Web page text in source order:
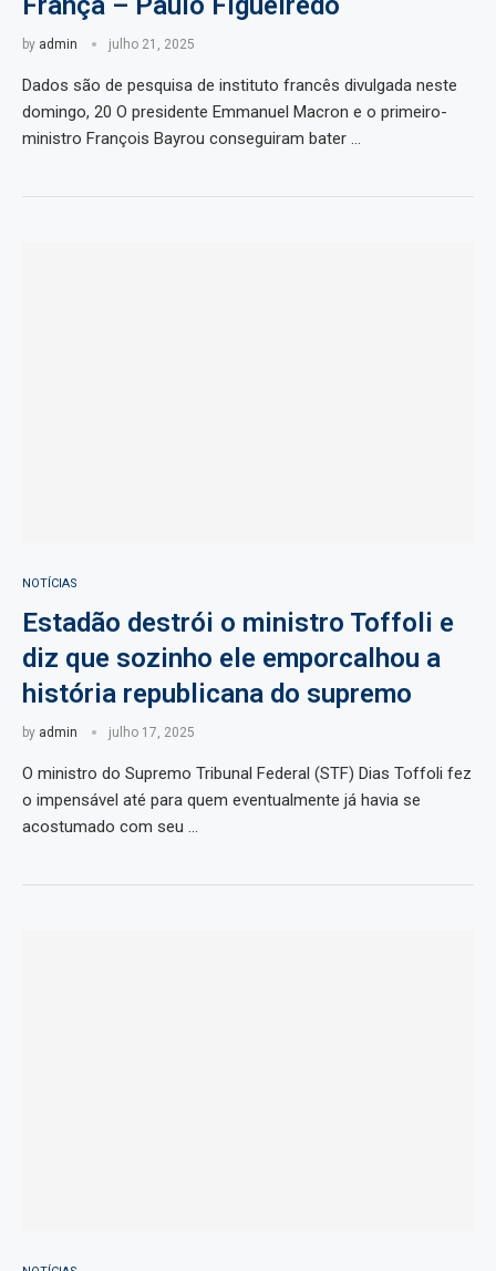
by admin julho 21, 2025
Dados são de pesquisa de instituto francês divulgada neste
domingo, 20 O presidente Emmanuel Macron e o primeiro-
ministro François Bayrou conseguiram bater …
NOTÍCIAS
Estadão destrói o ministro Toffoli e
diz que sozinho ele emporcalhou a
história republicana do supremo
by admin julho 17, 2025
O ministro do Supremo Tribunal Federal (STF) Dias Toffoli fez
o impensável até para quem eventualmente já havia se
acostumado com seu …